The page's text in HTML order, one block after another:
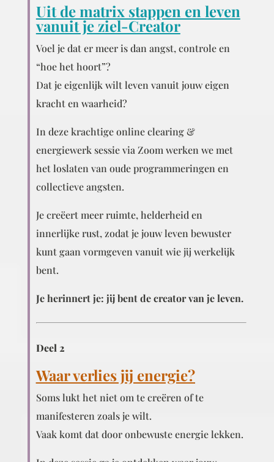
Uit de matrix stappen en leven
vanuit je ziel-Creator
Voel je dat er meer is dan angst, controle en
“hoe het hoort”?
Dat je eigenlijk wilt leven vanuit jouw eigen
kracht en waarheid?
In deze krachtige online clearing &
energiewerk sessie via Zoom werken we met
het loslaten van oude programmeringen en
collectieve angsten.
Je creëert meer ruimte, helderheid en
innerlijke rust, zodat je jouw leven bewuster
kunt gaan vormgeven vanuit wie jij werkelijk
bent.
Je herinnert je: jij bent de creator van je leven.
Deel 2
Waar verlies jij energie?
Soms lukt het niet om te creëren of te
manifesteren zoals je wilt.
Vaak komt dat door onbewuste energie lekken.